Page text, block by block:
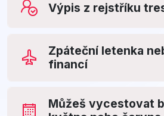
Výpis z rejstříku
Zpáteční letenka
financí
Můžeš vycestovat